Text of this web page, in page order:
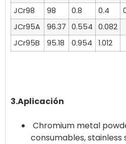
JCr98
98 0.8 0.4
JCr95A
96.37 0.554 0.082
JCr95B
95.18 0.954 1.012
3.Aplicación
Chromium metal
consumables, stainless